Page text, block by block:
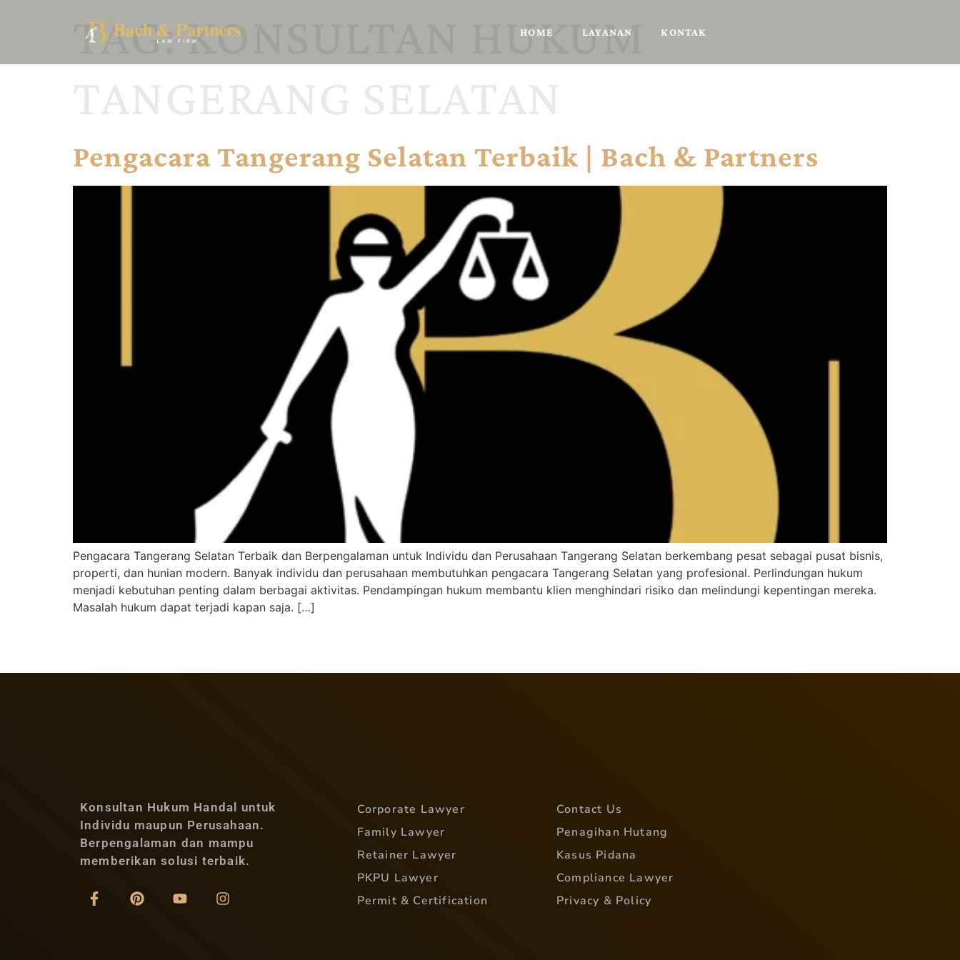
HOME LAYANAN KONTAK
TAG:KONSULTAN HUKUM
Pengacara Tangerang Selatan Terbaik | Bach & Partners
Pengacara Tangerang Selatan Terbaik dan Berpengalaman untuk Individu dan Perusahaan Tangerang Selatan berkembang pesat sebagai pusat bisnis,
properti, dan hunian modern. Banyak individu dan perusahaan membutuhkan pengacara Tangerang Selatan yang profesional. Perlindungan hukum
menjadi kebutuhan penting dalam berbagai aktivitas. Pendampingan hukum membantu klien menghindari risiko dan melindungi kepentingan mereka.
Masalah hukum dapat terjadi kapan saja. […]
Konsultan Hukum Handal untuk
Individu maupun Perusahaan.
Berpengalaman dan mampu
memberikan solusi terbaik.
Corporate Lawyer
Family Lawyer
Retainer Lawyer
PKPU Lawyer
Permit & Certification
Contact Us
Penagihan Hutang
Kasus Pidana
Compliance Lawyer
Privacy & Policy